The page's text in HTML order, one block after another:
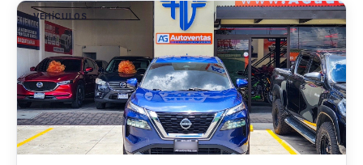
VEHÍCULOS